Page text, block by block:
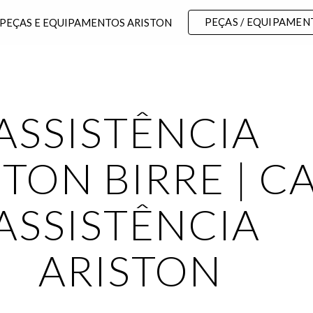
to main content Skip to
E EQUIPAMENTOS ARISTON PEÇAS /
BIRRE |
ARISTON